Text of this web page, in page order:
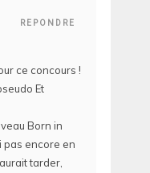
REPONDRE
ce concours !
Et
Born in
pas encore en
tarder,